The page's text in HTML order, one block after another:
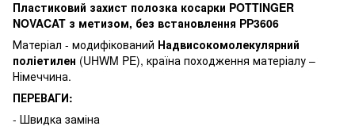
Пластиковий захист полозка косарки POTTINGER
NOVACAT з метизом, без встановлення РР3606
Матеріал - модифікований Надвисокомолекулярний
поліетилен (UHWM PE), країна походження матеріалу –
Німеччина.
ПЕРЕВАГИ:
- Швидка заміна